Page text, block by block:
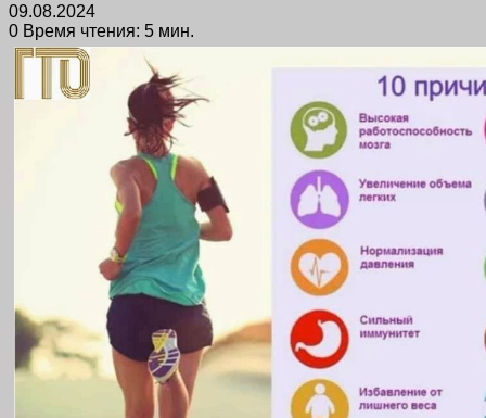
09.08.2024
0 Время чтения: 5 мин.